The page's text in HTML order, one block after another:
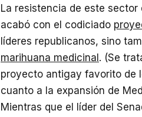
La resistencia de este
acabó con el codiciado
líderes republicanos, sino
marihuana medicinal . (Se
proyecto antigay favorito de
cuanto a la expansión de
Mientras que el líder del